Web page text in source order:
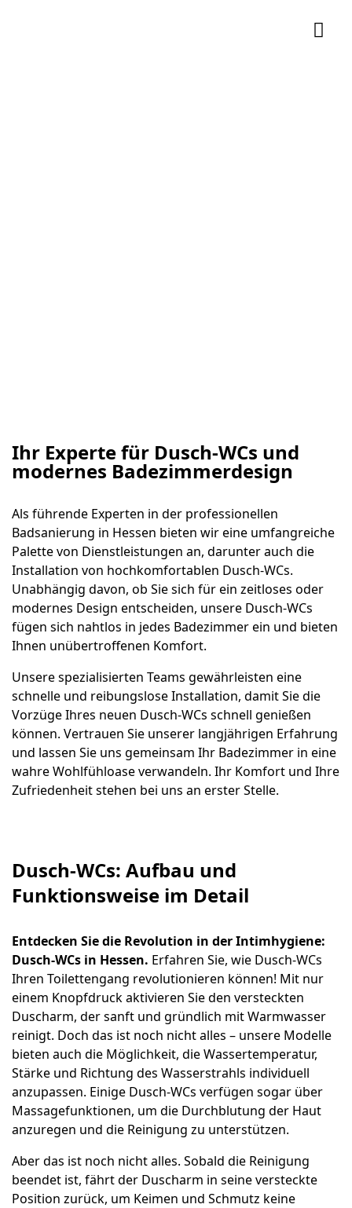
Ihr Experte für Dusch-WCs und
modernes Badezimmerdesign
Als führende Experten in der professionellen
Badsanierung in Hessen bieten wir eine umfangreiche
Palette von Dienstleistungen an, darunter auch die
Installation von hochkomfortablen Dusch-WCs.
Unabhängig davon, ob Sie sich für ein zeitloses oder
modernes Design entscheiden, unsere Dusch-WCs
fügen sich nahtlos in jedes Badezimmer ein und bieten
Ihnen unübertroffenen Komfort.
Unsere spezialisierten Teams gewährleisten eine
schnelle und reibungslose Installation, damit Sie die
Vorzüge Ihres neuen Dusch-WCs schnell genießen
können. Vertrauen Sie unserer langjährigen Erfahrung
und lassen Sie uns gemeinsam Ihr Badezimmer in eine
wahre Wohlfühloase verwandeln. Ihr Komfort und Ihre
Zufriedenheit stehen bei uns an erster Stelle.
Dusch-WCs: Aufbau und
Funktionsweise im Detail
Entdecken Sie die Revolution in der Intimhygiene:
Dusch-WCs in Hessen. Erfahren Sie, wie Dusch-WCs
Ihren Toilettengang revolutionieren können! Mit nur
einem Knopfdruck aktivieren Sie den versteckten
Duscharm, der sanft und gründlich mit Warmwasser
reinigt. Doch das ist noch nicht alles – unsere Modelle
bieten auch die Möglichkeit, die Wassertemperatur,
Stärke und Richtung des Wasserstrahls individuell
anzupassen. Einige Dusch-WCs verfügen sogar über
Massagefunktionen, um die Durchblutung der Haut
anzuregen und die Reinigung zu unterstützen.
Aber das ist noch nicht alles. Sobald die Reinigung
beendet ist, fährt der Duscharm in seine versteckte
Position zurück, um Keimen und Schmutz keine